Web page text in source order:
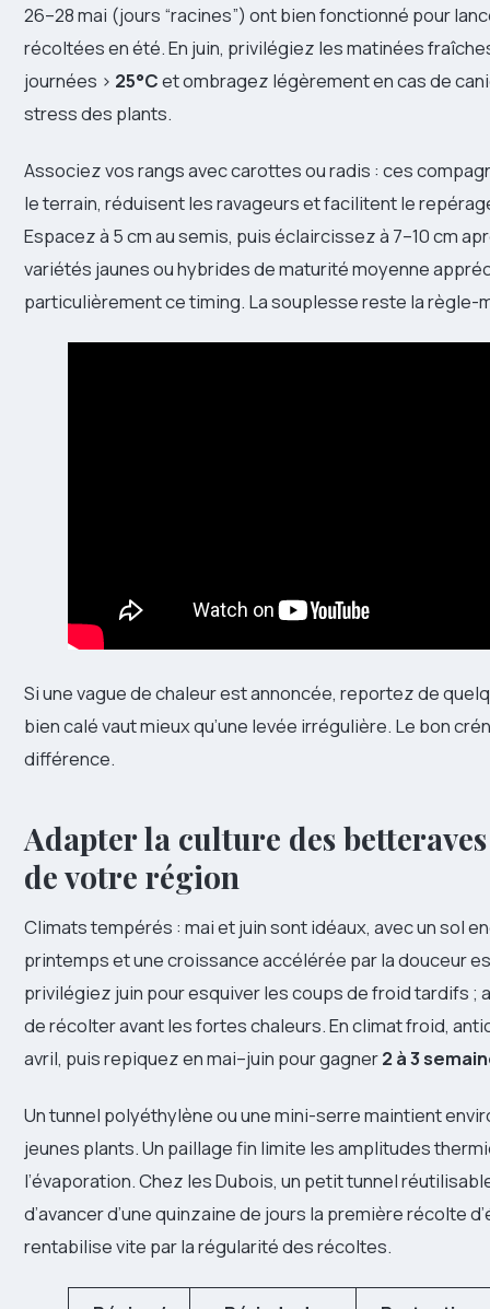
26–28 mai (jours “racines”) ont bien fonctionné pour
récoltées en été. En juin, privilégiez les matinées
journées > 25°Cet ombragez légèrement en cas de
stress des plants.
Associez vos rangs avec carottes ou radis : ces
le terrain, réduisent les ravageurs et facilitent le
Espacez à 5 cm au semis, puis éclaircissez à 7–10 cm
variétés jaunes ou hybrides de maturité moyenne
particulièrement ce timing. La souplesse reste la règle-
Si une vague de chaleur est annoncée, reportez de
bien calé vaut mieux qu’une levée irrégulière. Le bon
différence.
Adapter la culture des
de votre région
Climats tempérés : mai et juin sont idéaux, avec un sol
printemps et une croissance accélérée par la douceur
privilégiez juin pour esquiver les coups de froid tardifs ;
de récolter avant les fortes chaleurs. En climat froid,
avril, puis repiquez en mai–juin pour gagner2 à 3
Un tunnel polyéthylène ou une mini-serre maintient
jeunes plants. Un paillage fin limite les amplitudes
l’évaporation. Chez les Dubois, un petit tunnel
d’avancer d’une quinzaine de jours la première récolte
rentabilise vite par la régularité des récoltes.